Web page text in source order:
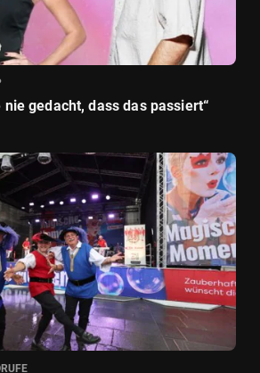
nie gedacht, dass das passiert“